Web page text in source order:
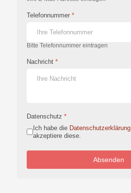
Telefonnummer *
Bitte Telefonnummer eintragen
Nachricht *
Datenschutz *
Ich habe die Datenschutzerklärung
akzeptiere diese.
Absenden